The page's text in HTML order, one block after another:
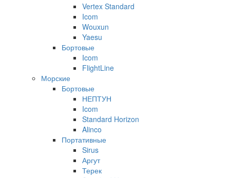
Vertex Standard
Icom
Wouxun
Yaesu
Бортовые
Icom
FlightLine
Морские
Бортовые
НЕПТУН
Icom
Standard Horizon
Alinco
Портативные
Sirus
Аргут
Терек